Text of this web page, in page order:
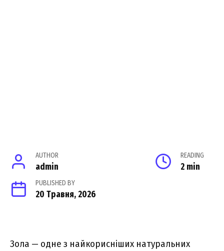
AUTHOR
admin
READING
2 min
PUBLISHED BY
20 Травня, 2026
Зола — одне з найкорисніших натуральних